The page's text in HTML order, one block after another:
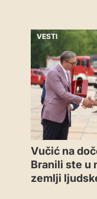
VESTI
Vučić na
Branili ste u
zemlji